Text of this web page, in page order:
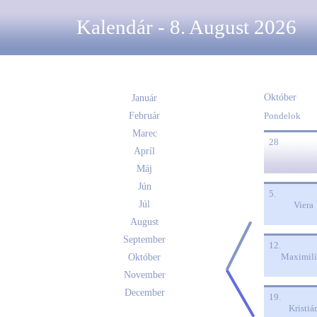
Kalendár - 8. August 2026
Január
Február
Marec
Apríl
Máj
Jún
Júl
August
September
Október
November
December
Október
Pondelok
28
5.
Viera
12.
19.